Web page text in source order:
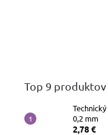
Top 9 produktov
0,2 mm
2,78 €